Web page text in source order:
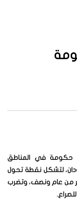
حكومة في المناطق
لتشكل نقطة تحول
من عام ونصف، وتضرب